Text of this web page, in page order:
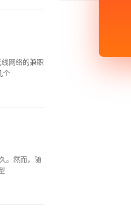
网络的兼职
个